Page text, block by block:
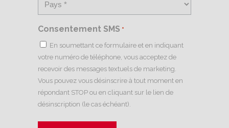
Consentement SMS *
En soumettant ce formulaire et en indiquant
votre numéro de téléphone, vous acceptez de
recevoir des messages textuels de marketing.
Vous pouvez vous désinscrire à tout moment en
répondant STOP ou en cliquant sur le lien de
désinscription (le cas échéant).